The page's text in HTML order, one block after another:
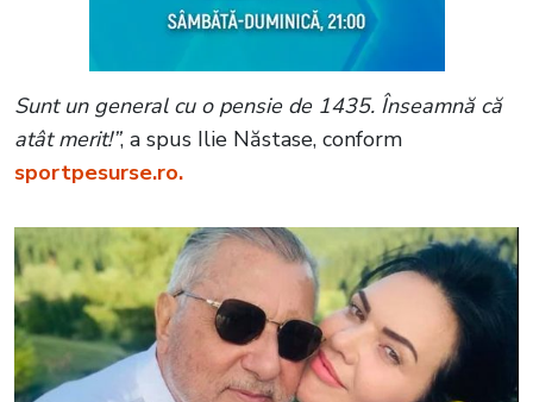
Sunt un general cu o pensie de 1435. Înseamnă că
atât merit!”, a spus Ilie Năstase, conform
sportpesurse.ro.